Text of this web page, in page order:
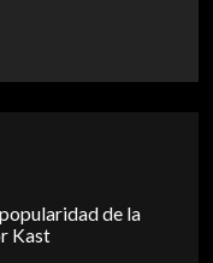
de la
Kast